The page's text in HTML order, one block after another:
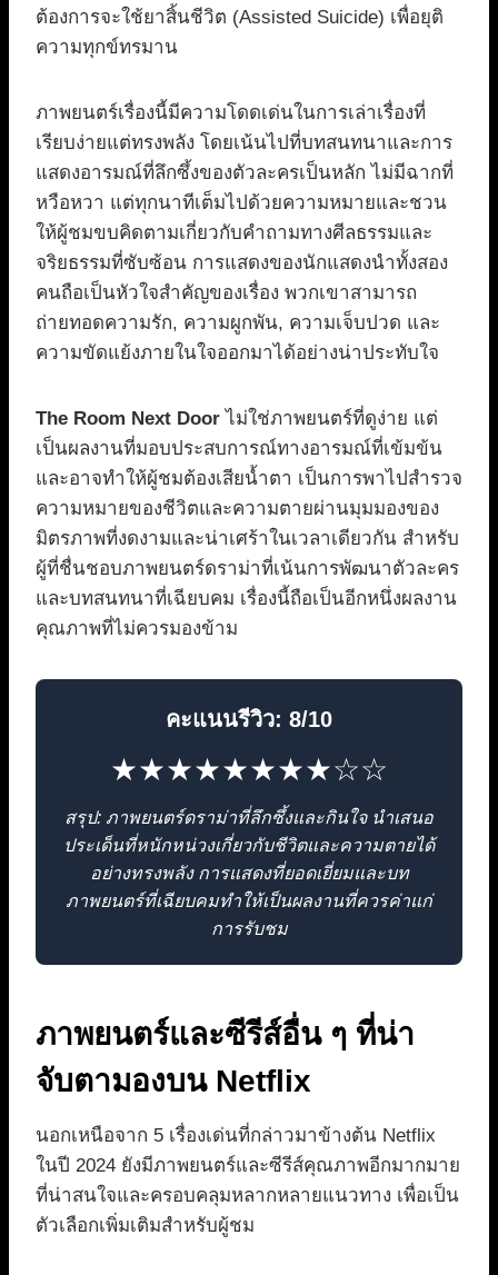
ต้องการจะใช้ยาสิ้นชีวิต (Assisted Suicide) เพื่อยุติ
ความทุกข์ทรมาน
ภาพยนตร์เรื่องนี้มีความโดดเด่นในการเล่าเรื่องที่
เรียบง่ายแต่ทรงพลัง โดยเน้นไปที่บทสนทนาและการ
แสดงอารมณ์ที่ลึกซึ้งของตัวละครเป็นหลัก ไม่มีฉากที่
หวือหวา แต่ทุกนาทีเต็มไปด้วยความหมายและชวน
ให้ผู้ชมขบคิดตามเกี่ยวกับคำถามทางศีลธรรมและ
จริยธรรมที่ซับซ้อน การแสดงของนักแสดงนำทั้งสอง
คนถือเป็นหัวใจสำคัญของเรื่อง พวกเขาสามารถ
ถ่ายทอดความรัก, ความผูกพัน, ความเจ็บปวด และ
ความขัดแย้งภายในใจออกมาได้อย่างน่าประทับใจ
The Room Next Door ไม่ใช่ภาพยนตร์ที่ดูง่าย แต่
เป็นผลงานที่มอบประสบการณ์ทางอารมณ์ที่เข้มข้น
และอาจทำให้ผู้ชมต้องเสียน้ำตา เป็นการพาไปสำรวจ
ความหมายของชีวิตและความตายผ่านมุมมองของ
มิตรภาพที่งดงามและน่าเศร้าในเวลาเดียวกัน สำหรับ
ผู้ที่ชื่นชอบภาพยนตร์ดราม่าที่เน้นการพัฒนาตัวละคร
และบทสนทนาที่เฉียบคม เรื่องนี้ถือเป็นอีกหนึ่งผลงาน
คุณภาพที่ไม่ควรมองข้าม
คะแนนรีวิว: 8/10
★★★★★★★★☆☆
สรุป: ภาพยนตร์ดราม่าที่ลึกซึ้งและกินใจ นำเสนอ
ประเด็นที่หนักหน่วงเกี่ยวกับชีวิตและความตายได้
อย่างทรงพลัง การแสดงที่ยอดเยี่ยมและบท
ภาพยนตร์ที่เฉียบคมทำให้เป็นผลงานที่ควรค่าแก่
การรับชม
ภาพยนตร์และซีรีส์อื่น ๆ ที่น่า
จับตามองบน Netflix
นอกเหนือจาก 5 เรื่องเด่นที่กล่าวมาข้างต้น Netflix
ในปี 2024 ยังมีภาพยนตร์และซีรีส์คุณภาพอีกมากมาย
ที่น่าสนใจและครอบคลุมหลากหลายแนวทาง เพื่อเป็น
ตัวเลือกเพิ่มเติมสำหรับผู้ชม